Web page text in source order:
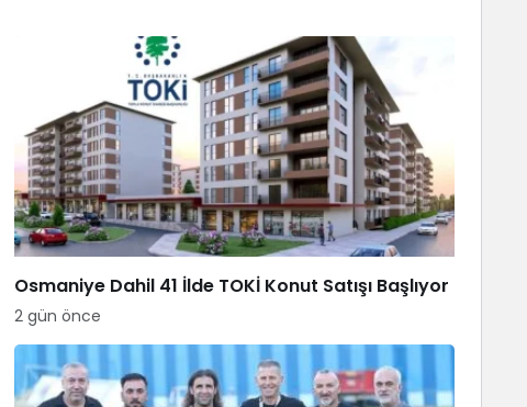
Osmaniye Dahil 41 İlde TOKİ Konut Satışı Başlıyor
2 gün önce